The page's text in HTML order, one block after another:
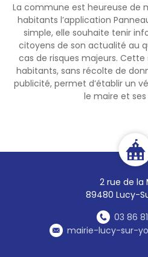
La commune est heureuse de
habitants l’application
simple, elle souhaite tenir
citoyens de son actualité au
cas de risques majeurs.
habitants, sans récolte de
publicité, permet d’établir un
le maire et
2 rue de la
89480 Lucy-
03 86
mairie-lucy-sur-